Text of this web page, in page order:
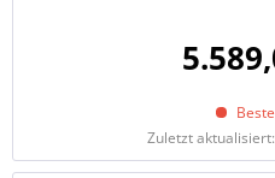
Zuletzt